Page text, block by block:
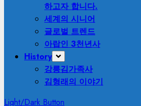
하고자 합니다.
세계의 시니어
글로벌 트렌드
아랍인 3천년사
History
강릉김가족사
김형래의 이야기
Light/Dark Button